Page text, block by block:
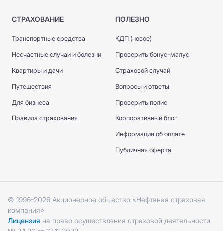
СТРАХОВАНИЕ
Транспортные средства
Несчастные случаи и болезни
Квартиры и дачи
Путешествия
Для бизнеса
Правила страхования
ПОЛЕЗНО
КДП (новое)
Проверить бонус-малус
Страховой случай
Вопросы и ответы
Проверить полис
Корпоративный блог
Информация об оплате
Публичная оферта
© 1996-2026 Акционерное общество «Нефтяная страховая
компания»
Лицензия на право осуществления страховой деятельности